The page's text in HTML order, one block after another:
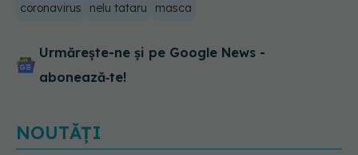
coronavirus nelu tataru masca
Urmărește-ne și pe Google News -
abonează‑te!
NOUTĂȚI